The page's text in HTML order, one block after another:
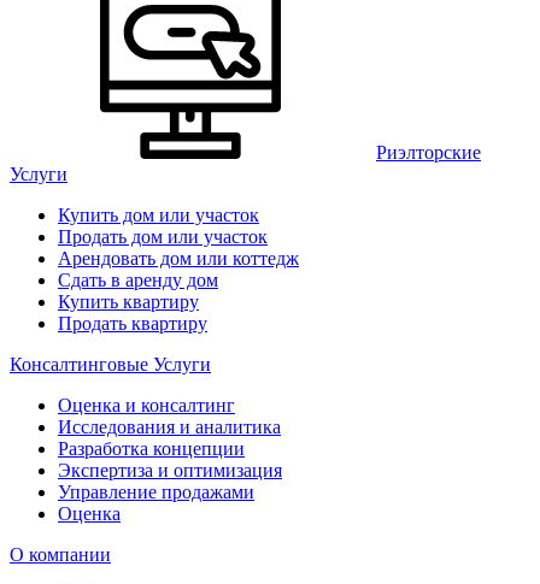
Риэлторские
Услуги
Купить дом или участок
Продать дом или участок
Арендовать дом или коттедж
Сдать в аренду дом
Купить квартиру
Продать квартиру
Консалтинговые Услуги
Оценка и консалтинг
Исследования и аналитика
Разработка концепции
Экспертиза и оптимизация
Управление продажами
Оценка
О компании